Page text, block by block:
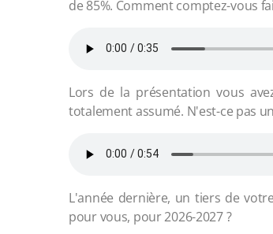
de 85%. Comment comptez-vous
Lors de la présentation vous
totalement assumé. N'est-ce pas
L'année dernière, un tiers de
pour vous, pour 2026-2027 ?